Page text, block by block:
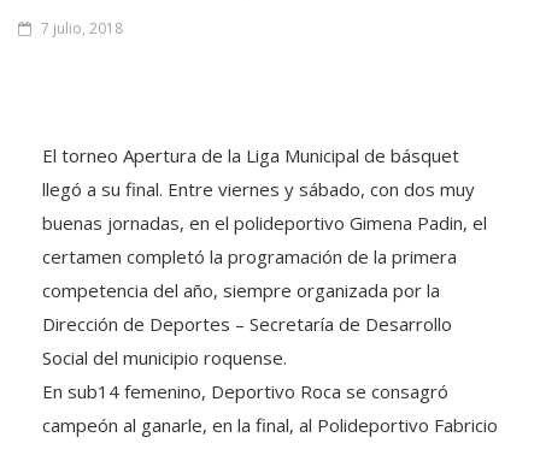
llegó a su final. Entre viernes y sábado, con dos muy
buenas jornadas, en el polideportivo Gimena Padin, el
certamen completó la programación de la primera
competencia del año, siempre organizada por la
Dirección de Deportes – Secretaría de Desarrollo
Social del municipio roquense.
En sub14 femenino, Deportivo Roca se consagró
campeón al ganarle, en la final, al Polideportivo Fabricio
Vaccari por 30-18.